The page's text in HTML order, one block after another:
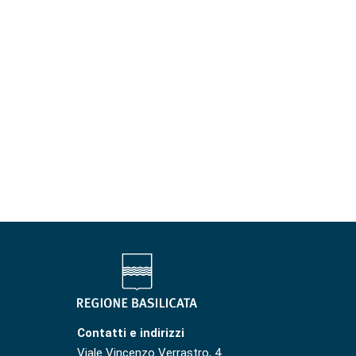
Contatti e indirizzi
Viale Vincenzo Verrastro, 4